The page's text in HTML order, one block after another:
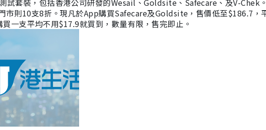
試套裝，包括香港公司研發的Wesail、Goldsite、Safecare、及V-Chek
市則10支8折。現凡於App購買Safecare及Goldsite，售價低至$186.7，
一支平均不用$17.9就買到，數量有限，售完即止。